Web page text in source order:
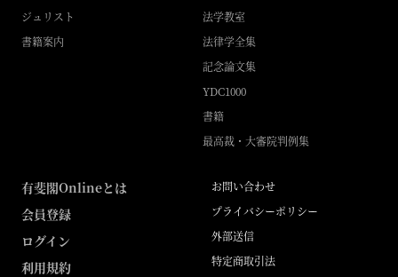
ジュリスト
書籍案内
法学教室
法律学全集
記念論文集
YDC1000
書籍
最高裁・大審院判例集
有斐閣Onlineとは
会員登録
ログイン
利用規約
お問い合わせ
プライバシーポリシー
外部送信
特定商取引法